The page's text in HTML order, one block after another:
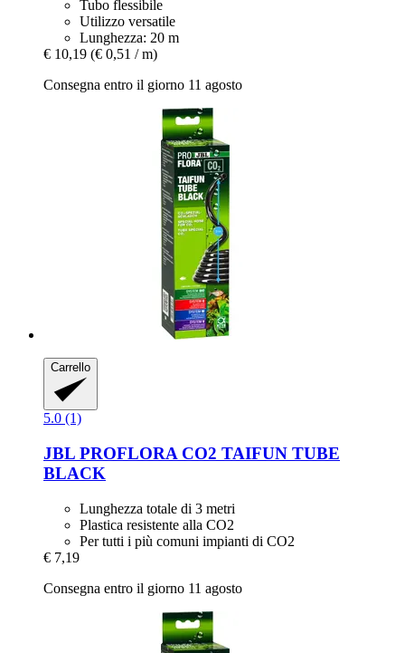
Tubo flessibile
Utilizzo versatile
Lunghezza: 20 m
€ 10,19 (€ 0,51 / m)
Consegna entro il giorno 11 agosto
Carrello
5.0 (1)
JBL PROFLORA CO2 TAIFUN TUBE
BLACK
Lunghezza totale di 3 metri
Plastica resistente alla CO2
Per tutti i più comuni impianti di CO2
€ 7,19
Consegna entro il giorno 11 agosto